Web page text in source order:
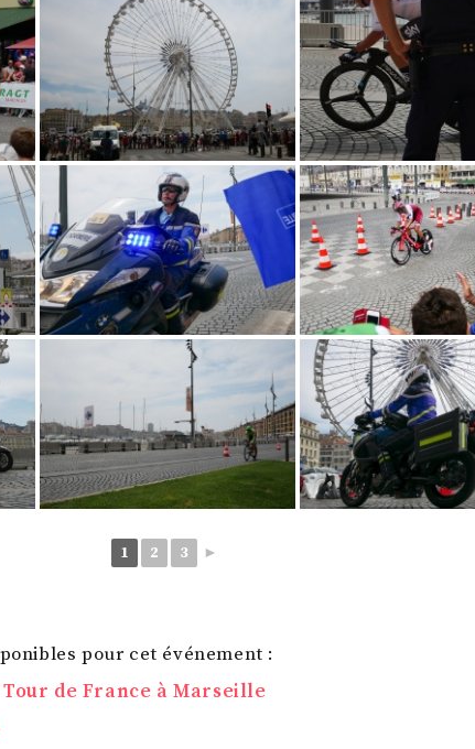
1 2 3 ►
pour cet événement :
Tour de France à Marseille